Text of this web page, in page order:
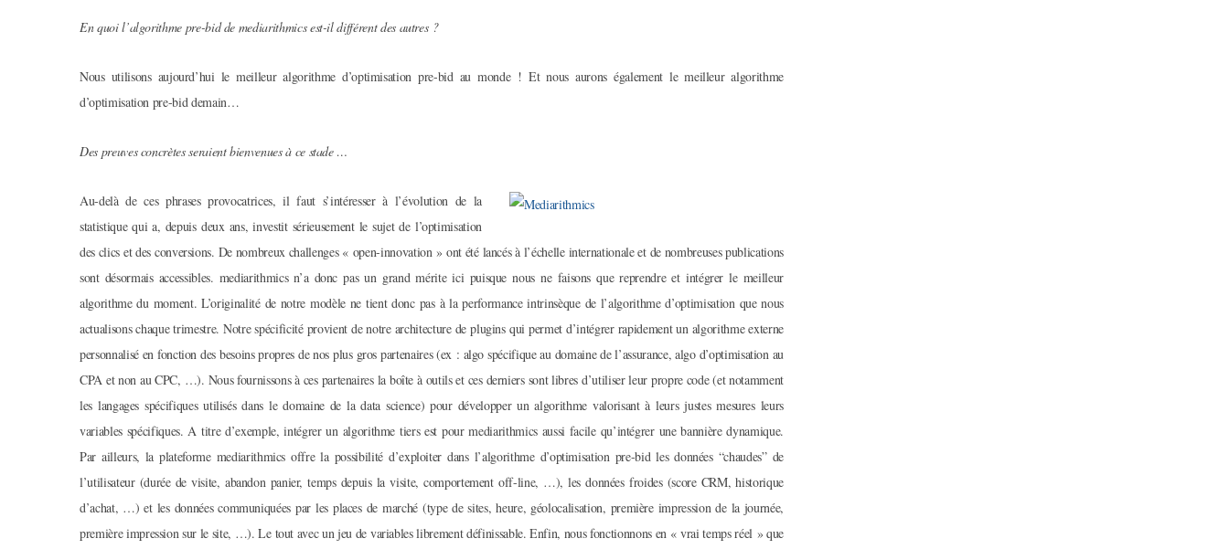
En quoi l’algorithme pre-bid de mediarithmics est-il différent des autres ?
Nous utilisons aujourd’hui le meilleur algorithme d’optimisation pre-bid au monde ! Et nous aurons également le meilleur algorithme
d’optimisation pre-bid demain…
Des preuves concrètes seraient bienvenues à ce stade …
Au-delà de ces phrases provocatrices, il faut s’intéresser à l’évolution de la
statistique qui a, depuis deux ans, investit sérieusement le sujet de l’optimisation
des clics et des conversions. De nombreux challenges « open-innovation » ont été lancés à l’échelle internationale et de nombreuses publications
sont désormais accessibles. mediarithmics n’a donc pas un grand mérite ici puisque nous ne faisons que reprendre et intégrer le meilleur
algorithme du moment. L’originalité de notre modèle ne tient donc pas à la performance intrinsèque de l’algorithme d’optimisation que nous
actualisons chaque trimestre. Notre spécificité provient de notre architecture de plugins qui permet d’intégrer rapidement un algorithme externe
personnalisé en fonction des besoins propres de nos plus gros partenaires (ex : algo spécifique au domaine de l’assurance, algo d’optimisation au
CPA et non au CPC, …). Nous fournissons à ces partenaires la boîte à outils et ces derniers sont libres d’utiliser leur propre code (et notamment
les langages spécifiques utilisés dans le domaine de la data science) pour développer un algorithme valorisant à leurs justes mesures leurs
variables spécifiques. A titre d’exemple, intégrer un algorithme tiers est pour mediarithmics aussi facile qu’intégrer une bannière dynamique.
Par ailleurs, la plateforme mediarithmics offre la possibilité d’exploiter dans l’algorithme d’optimisation pre-bid les données “chaudes” de
l’utilisateur (durée de visite, abandon panier, temps depuis la visite, comportement off-line, …), les données froides (score CRM, historique
d’achat, …) et les données communiquées par les places de marché (type de sites, heure, géolocalisation, première impression de la journée,
première impression sur le site, …). Le tout avec un jeu de variables librement définissable. Enfin, nous fonctionnons en « vrai temps réel » que